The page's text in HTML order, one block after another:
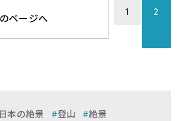
ページへ
1 2
日本の絶景 登山 絶景